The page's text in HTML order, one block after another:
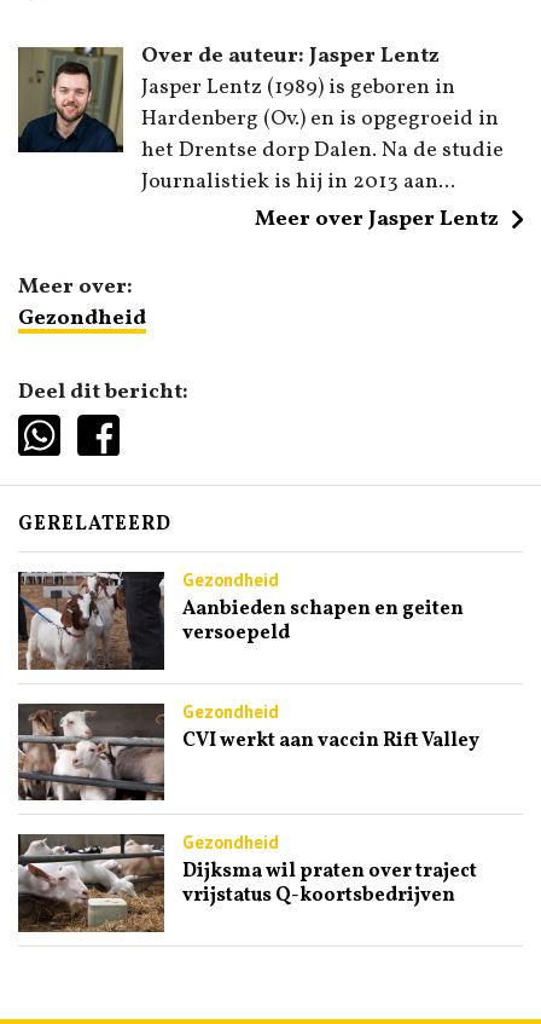
Over de auteur: Jasper Lentz
Jasper Lentz (1989) is geboren in
Hardenberg (Ov.) en is opgegroeid in
het Drentse dorp Dalen. Na de studie
Journalistiek is hij in 2013 aan...
Meer over Jasper Lentz
Meer over:
Gezondheid
Deel dit bericht:
GERELATEERD
Gezondheid
Aanbieden schapen en geiten
versoepeld
Gezondheid
CVI werkt aan vaccin Rift Valley
Gezondheid
Dijksma wil praten over traject
vrijstatus Q-koortsbedrijven